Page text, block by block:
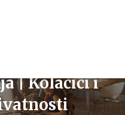
| Kolačići i